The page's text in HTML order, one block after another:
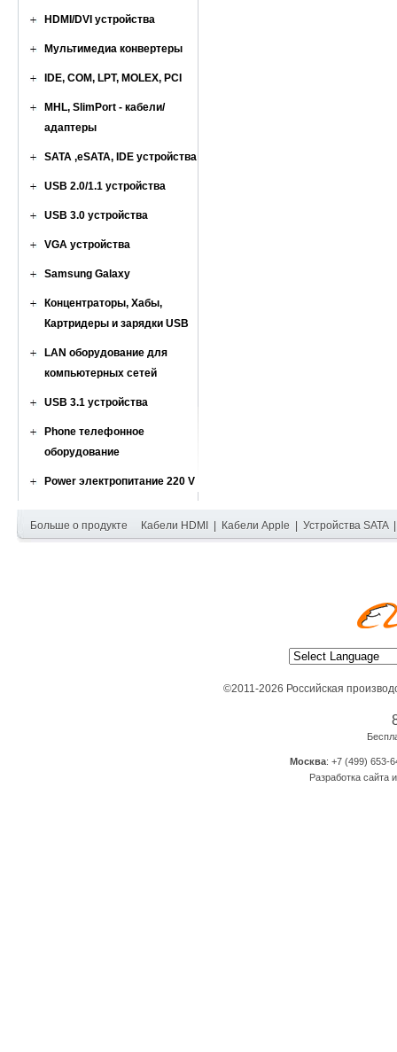
HDMI/DVI устройства
Мультимедиа конвертеры
IDE, COM, LPT, MOLEX, PCI
MHL, SlimPort - кабели/
адаптеры
SATA ,eSATA, IDE устройства
USB 2.0/1.1 устройства
USB 3.0 устройства
VGA устройства
Samsung Galaxy
Концентраторы, Хабы,
Картридеры и зарядки USB
LAN оборудование для
компьютерных сетей
USB 3.1 устройства
Phone телефонное
оборудование
Power электропитание 220 V
Больше о продукте Кабели HDMI Кабели Apple Устройства SATA
©2011-2026 Российская
Москва: +7 (499) 653-
Разработка сайта